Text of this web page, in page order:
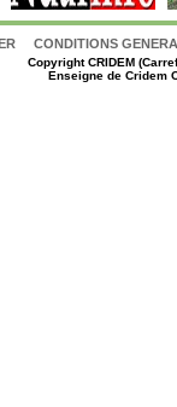
CONDITIONS
CopyrightCRIDEM
Enseigne de Cridem